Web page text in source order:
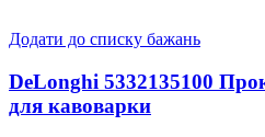
Додати до списку бажань
DeLonghi 5332135100
для кавоварки